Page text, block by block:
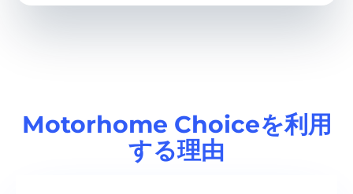
Motorhome Choiceを利用
する理由